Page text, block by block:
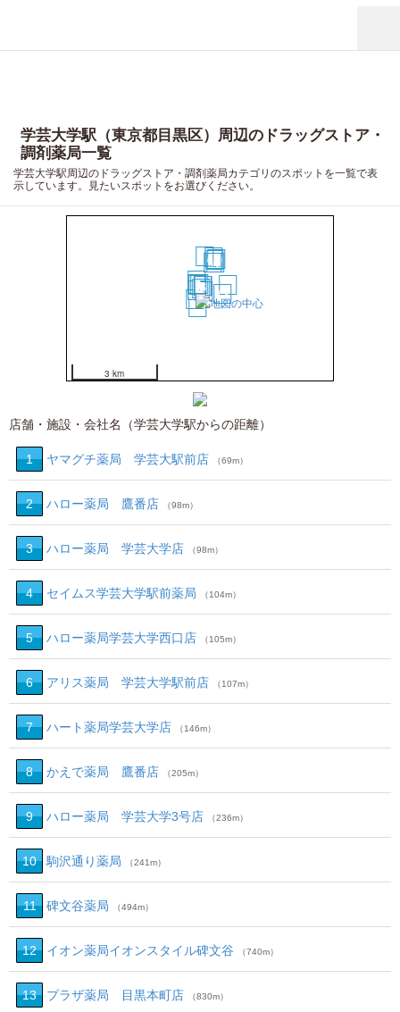
学芸大学駅（東京都目黒区）周辺のドラッグストア・
調剤薬局一覧
学芸大学駅周辺のドラッグストア・調剤薬局カテゴリのスポットを一覧で表
示しています。見たいスポットをお選びください。
123
4
56
7
89
10
11
12
13
14
15
16
171819
20
3 km
店舗・施設・会社名（学芸大学駅からの距離）
1 ヤマグチ薬局 学芸大駅前店 （69m）
2 ハロー薬局 鷹番店 （98m）
3 ハロー薬局 学芸大学店 （98m）
4 セイムス学芸大学駅前薬局 （104m）
5 ハロー薬局学芸大学西口店 （105m）
6 アリス薬局 学芸大学駅前店 （107m）
7 ハート薬局学芸大学店 （146m）
8 かえで薬局 鷹番店 （205m）
9 ハロー薬局 学芸大学3号店 （236m）
10 駒沢通り薬局 （241m）
11 碑文谷薬局 （494m）
12 イオン薬局イオンスタイル碑文谷 （740m）
13 プラザ薬局 目黒本町店 （830m）